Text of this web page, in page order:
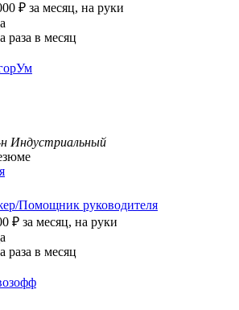
₽ за месяц, на руки
в месяц
н Индустриальный
Помощник руководителя
₽ за месяц, на руки
в месяц